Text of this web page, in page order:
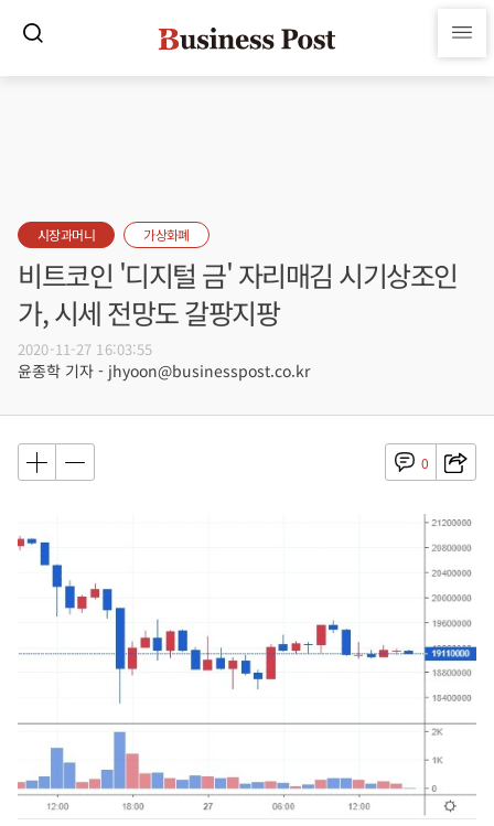
시장과머니 가상화폐
비트코인 '디지털 금' 자리매김 시기상조인
가, 시세 전망도 갈팡지팡
2020-11-27 16:03:55
윤종학 기자 - jhyoon@businesspost.co.kr
0